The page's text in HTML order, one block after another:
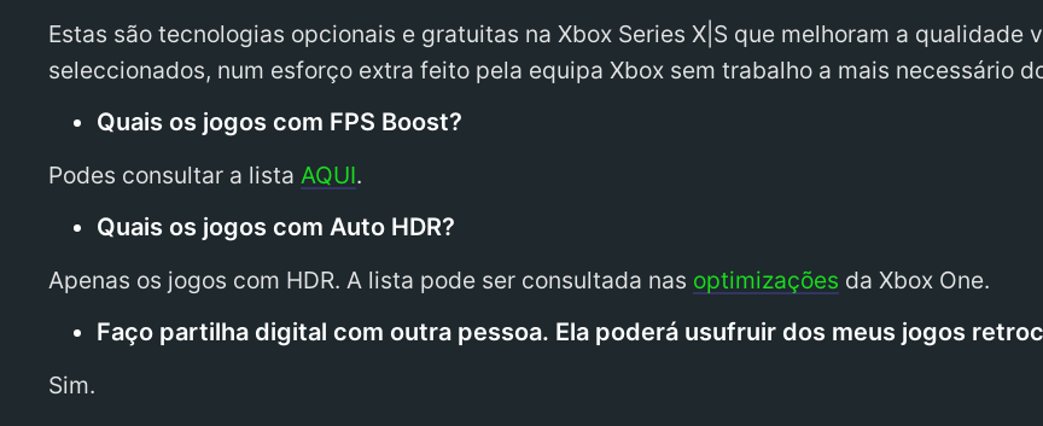
Estas são tecnologias opcionais e gratuitas na Xbox Series X|S que melhoram a
seleccionados, num esforço extra feito pela equipa Xbox sem trabalho a mais necessário
Quais os jogos com FPS Boost?
Podes consultar a listaAQUI.
Quais os jogos com Auto HDR?
Apenas os jogos com HDR. A lista pode ser consultada nas optimizações da Xbox One.
Faço partilha digital com outra pessoa. Ela poderá usufruir dos meus jogos
Sim.